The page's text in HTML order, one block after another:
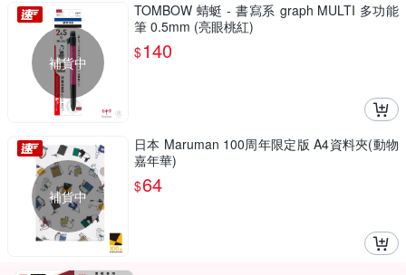
補貨中
TOMBOW 蜻蜓 - 書寫系 graph MULTI 多功能
筆 0.5mm (亮眼桃紅)
$140
補貨中
日本 Maruman 100周年限定版 A4資料夾(動物
嘉年華)
$64